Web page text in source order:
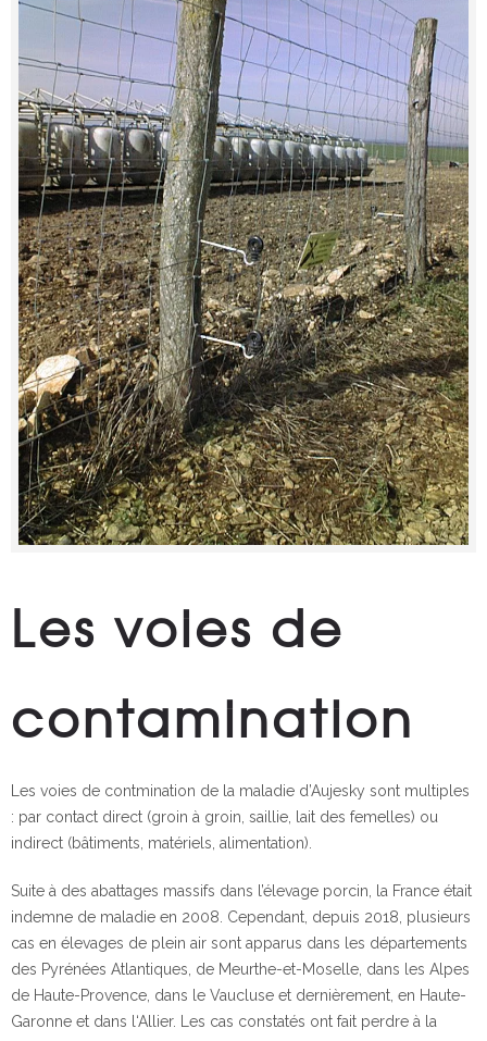
Les voies de
contamination
Les voies de contmination de la maladie d’Aujesky sont multiples
: par contact direct (groin à groin, saillie, lait des femelles) ou
indirect (bâtiments, matériels, alimentation).
Suite à des abattages massifs dans l’élevage porcin, la France était
indemne de maladie en 2008. Cependant, depuis 2018, plusieurs
cas en élevages de plein air sont apparus dans les départements
des Pyrénées Atlantiques, de Meurthe-et-Moselle, dans les Alpes
de Haute-Provence, dans le Vaucluse et dernièrement, en Haute-
Garonne et dans l‘Allier. Les cas constatés ont fait perdre à la